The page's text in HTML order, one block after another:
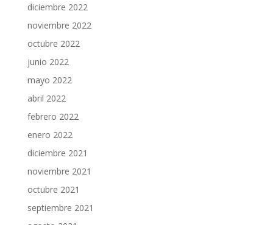
diciembre 2022
noviembre 2022
octubre 2022
junio 2022
mayo 2022
abril 2022
febrero 2022
enero 2022
diciembre 2021
noviembre 2021
octubre 2021
septiembre 2021